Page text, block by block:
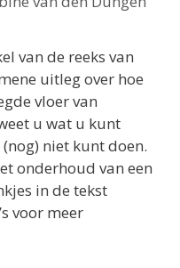
van de reeks van
uitleg over hoe
vloer van
u wat u kunt
niet kunt doen.
onderhoud van een
in de tekst
voor meer